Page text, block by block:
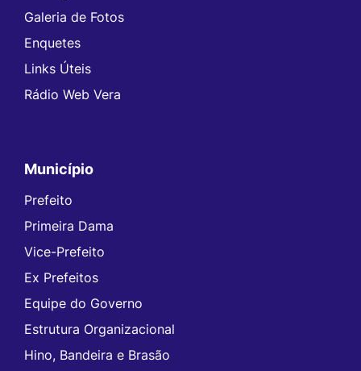
Galeria de Fotos
Enquetes
Links Úteis
Rádio Web Vera
Município
Prefeito
Primeira Dama
Vice-Prefeito
Ex Prefeitos
Equipe do Governo
Estrutura Organizacional
Hino, Bandeira e Brasão